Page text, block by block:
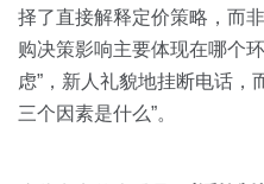
择了直接解释定价策略，而
购决策影响主要体现在哪个
虑”，新人礼貌地挂断电话，
三个因素是什么”。